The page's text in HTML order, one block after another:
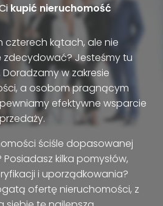
kupić nieruchomość
czterech kątach, ale nie
zdecydować? Jesteśmy tu
w zakresie
a osobom pragnącym
efektywne wsparcie
ściśle dopasowanej
kilka pomysłów,
i uporządkowania?
ofertę nieruchomości, z